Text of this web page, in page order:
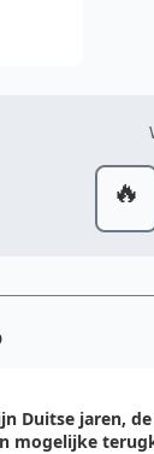
🔥
Duitse jaren,
mogelijke